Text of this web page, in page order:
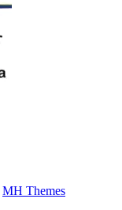
MH Themes